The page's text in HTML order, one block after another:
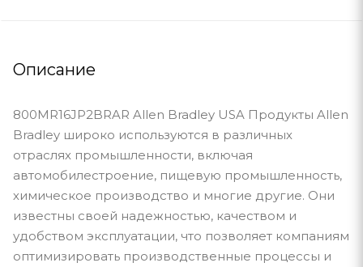
Описание
800MR16JP2BRAR Allen Bradley USA Продукты Allen
Bradley широко используются в различных
отраслях промышленности, включая
автомобилестроение, пищевую промышленность,
химическое производство и многие другие. Они
известны своей надежностью, качеством и
удобством эксплуатации, что позволяет компаниям
оптимизировать производственные процессы и